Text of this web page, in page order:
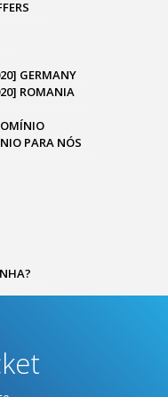
GERMANY
ROMANIA
PARA NÓS